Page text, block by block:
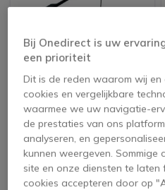
Mono PC Headset
4.7 van 6 Reviews
43,95 €
34,95 € ex. BTW -20%
Bij Onedirect is uw
een prioriteit
Dit is de reden waarom wij
cookies en vergelijkbare
waarmee we uw navigatie-
de prestaties van ons
analyseren, en
kunnen weergeven. Sommige
site en onze diensten te laten
cookies accepteren door op